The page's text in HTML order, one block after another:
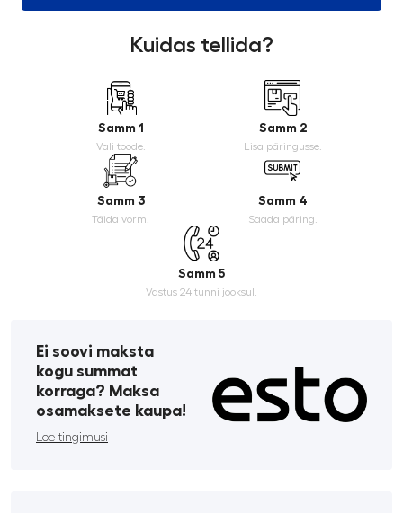
Kuidas tellida?
Samm 1
Vali toode.
Samm 2
Lisa päringusse.
Samm 3
Täida vorm.
Samm 4
Saada päring.
Samm 5
Vastus 24 tunni jooksul.
Ei soovi maksta
kogu summat
korraga? Maksa
osamaksete kaupa!
Loe tingimusi